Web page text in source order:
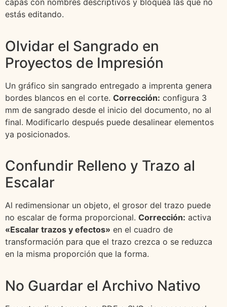
capas con nombres descriptivos y bloquea las que no
estás editando.
Olvidar el Sangrado en
Proyectos de Impresión
Un gráfico sin sangrado entregado a imprenta genera
bordes blancos en el corte. Corrección: configura 3
mm de sangrado desde el inicio del documento, no al
final. Modificarlo después puede desalinear elementos
ya posicionados.
Confundir Relleno y Trazo al
Escalar
Al redimensionar un objeto, el grosor del trazo puede
no escalar de forma proporcional. Corrección: activa
«Escalar trazos y efectos» en el cuadro de
transformación para que el trazo crezca o se reduzca
en la misma proporción que la forma.
No Guardar el Archivo Nativo